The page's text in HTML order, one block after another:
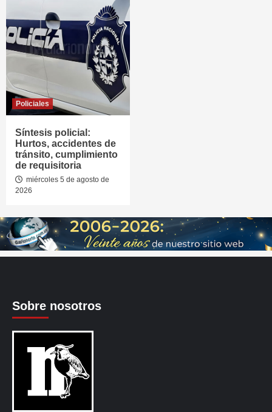
Policiales
Síntesis policial:
Hurtos, accidentes de
tránsito, cumplimiento
de requisitoria
miércoles 5 de agosto de
2026
Sobre nosotros